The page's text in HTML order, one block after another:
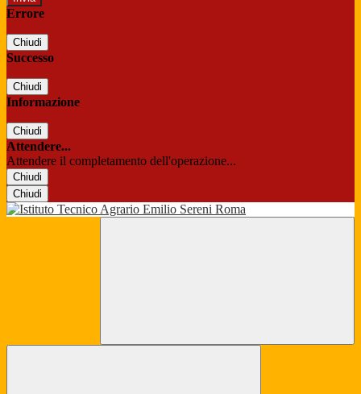
Errore
Chiudi
Successo
Chiudi
Informazione
Chiudi
Attendere...
Attendere il completamento dell'operazione...
Chiudi
Chiudi